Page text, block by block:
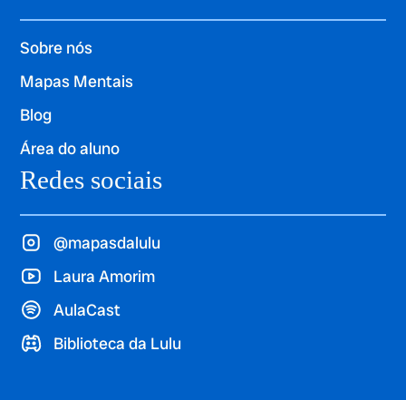
Sobre nós
Mapas Mentais
Blog
Área do aluno
Redes sociais
@mapasdalulu
Laura Amorim
AulaCast
Biblioteca da Lulu